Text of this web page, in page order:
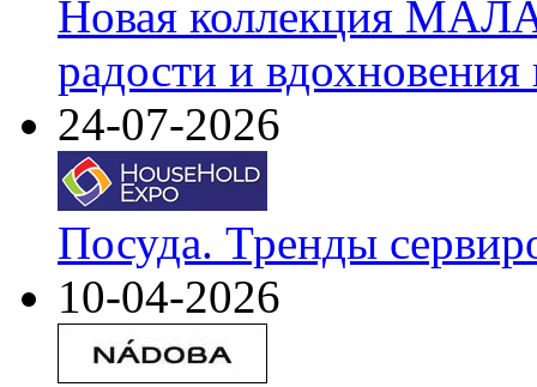
Новая коллекция
радости и
24-07-2026
Посуда. Тренды
10-04-2026